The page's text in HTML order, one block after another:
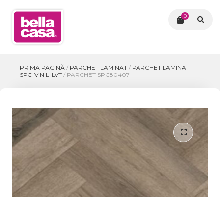
0
PRIMA PAGINĂ / PARCHET LAMINAT / PARCHET LAMINAT
SPC-VINIL-LVT / PARCHET SPC80407